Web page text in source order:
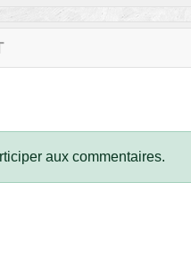
aux commentaires.